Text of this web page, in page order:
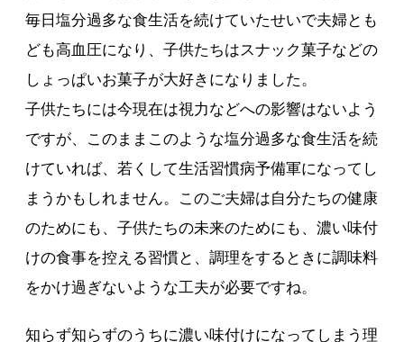
毎日塩分過多な食生活を続けていたせいで夫婦とも
ども高血圧になり、子供たちはスナック菓子などの
しょっぱいお菓子が大好きになりました。
子供たちには今現在は視力などへの影響はないよう
ですが、このままこのような塩分過多な食生活を続
けていれば、若くして生活習慣病予備軍になってし
まうかもしれません。このご夫婦は自分たちの健康
のためにも、子供たちの未来のためにも、濃い味付
けの食事を控える習慣と、調理をするときに調味料
をかけ過ぎないような工夫が必要ですね。
知らず知らずのうちに濃い味付けになってしまう理